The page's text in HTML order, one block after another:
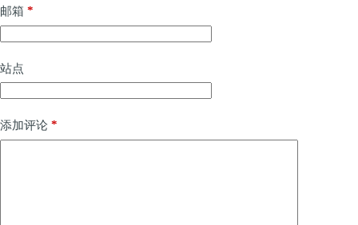
邮箱 *
站点
添加评论 *